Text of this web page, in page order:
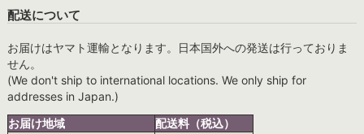
配送について
お届けはヤマト運輸となります。日本国外への発送は行っておりま
せん。
(We don't ship to international locations. We only ship for
addresses in Japan.)
お届け地域
配送料（税込）